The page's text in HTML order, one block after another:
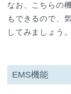
なお、こちらの
もできるので、
してみましょう。
EMS機能